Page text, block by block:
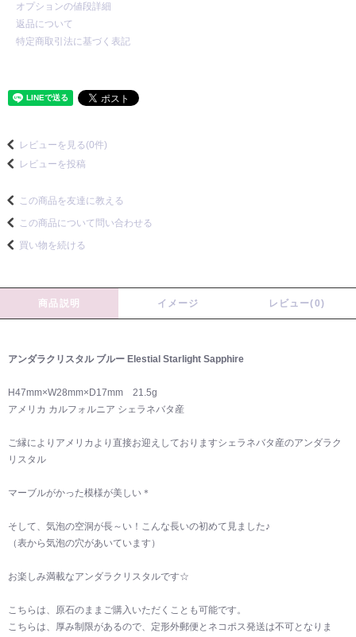
オプションの値段詳細
返品について
特定商取引法に基づく表記
レビューを見る(0件)
レビューを投稿
この商品を友達に教える
この商品について問い合わせる
買い物を続ける
商品説明 イメージ レビュー(0)
アンダラクリスタル ブルー Elestial Starlight Sapphire
H47mm×W28mm×D17mm 21.5g
アメリカ カルフォルニア シェラネバタ産
ご縁によりアメリカより直接お迎えしておりますシェラネバタ産のアンダラク
リスタル
マーブルがかった模様が美しい＊
そして、気泡の空洞が長～い！こんな長いの初めて見ました♪
（表から気泡の穴があいています）
お楽しみ満載なアンダラクリスタルです☆
こちらは、原石のままご購入いただくことも可能です。
こちらは、厚み制限があるので、定形外郵便とネコポス発送は不可となりま